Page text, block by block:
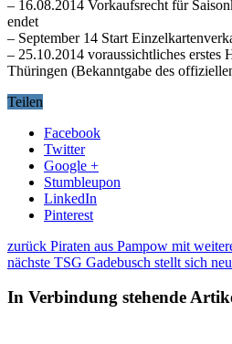
– 16.08.2014 Vorkaufsrecht für
endet
– September 14 Start
– 25.10.2014 voraussichtliches erstes
Thüringen (Bekanntgabe des
Teilen
Facebook
Twitter
Google +
Stumbleupon
LinkedIn
Pinterest
zurück Piraten aus Pampow mit
nächste TSG Gadebusch stellt sich
In Verbindung stehende